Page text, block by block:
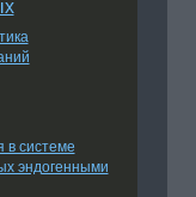
в системе
эндогенными